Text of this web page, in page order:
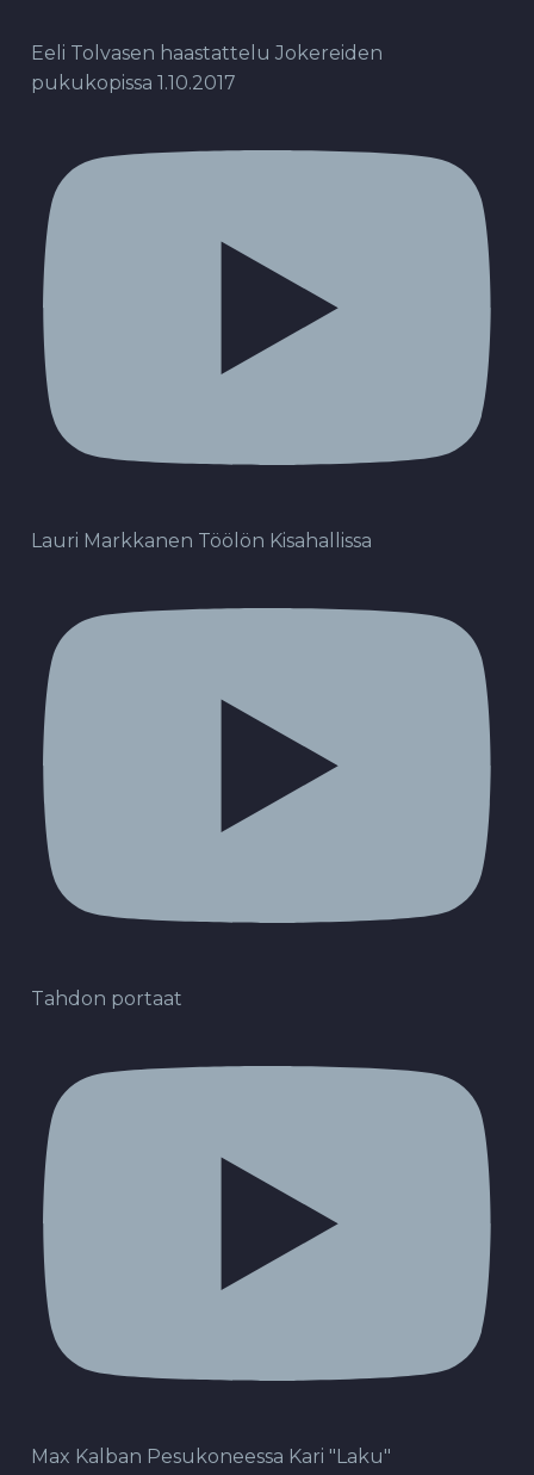
Eeli Tolvasen haastattelu Jokereiden
pukukopissa 1.10.2017
Lauri Markkanen Töölön Kisahallissa
Tahdon portaat
Max Kalban Pesukoneessa Kari "Laku"